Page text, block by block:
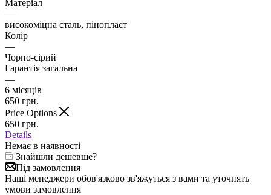
Матеріал
—
високоміцна сталь, пінопласт
Колір
—
Чорно-сірий
Гарантія загальна
—
6 місяців
650 грн.
Price Options
650 грн.
Details
Немає в наявності
Знайшли дешевше?
Під замовлення
Наші менеджери обов'язково зв'яжуться з вами та уточнять
умови замовлення